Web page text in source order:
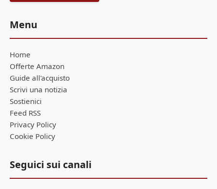
Menu
Home
Offerte Amazon
Guide all'acquisto
Scrivi una notizia
Sostienici
Feed RSS
Privacy Policy
Cookie Policy
Seguici sui canali